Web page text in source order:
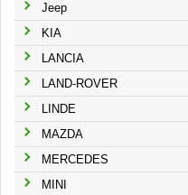
Jeep
KIA
LANCIA
LAND-ROVER
LINDE
MAZDA
MERCEDES
MINI